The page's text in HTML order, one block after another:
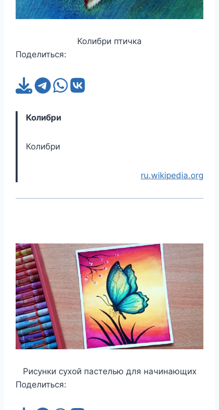
Колибри птичка
Поделиться:
Колибри
Колибри
ru.wikipedia.org
Рисунки сухой пастелью для начинающих
Поделиться: